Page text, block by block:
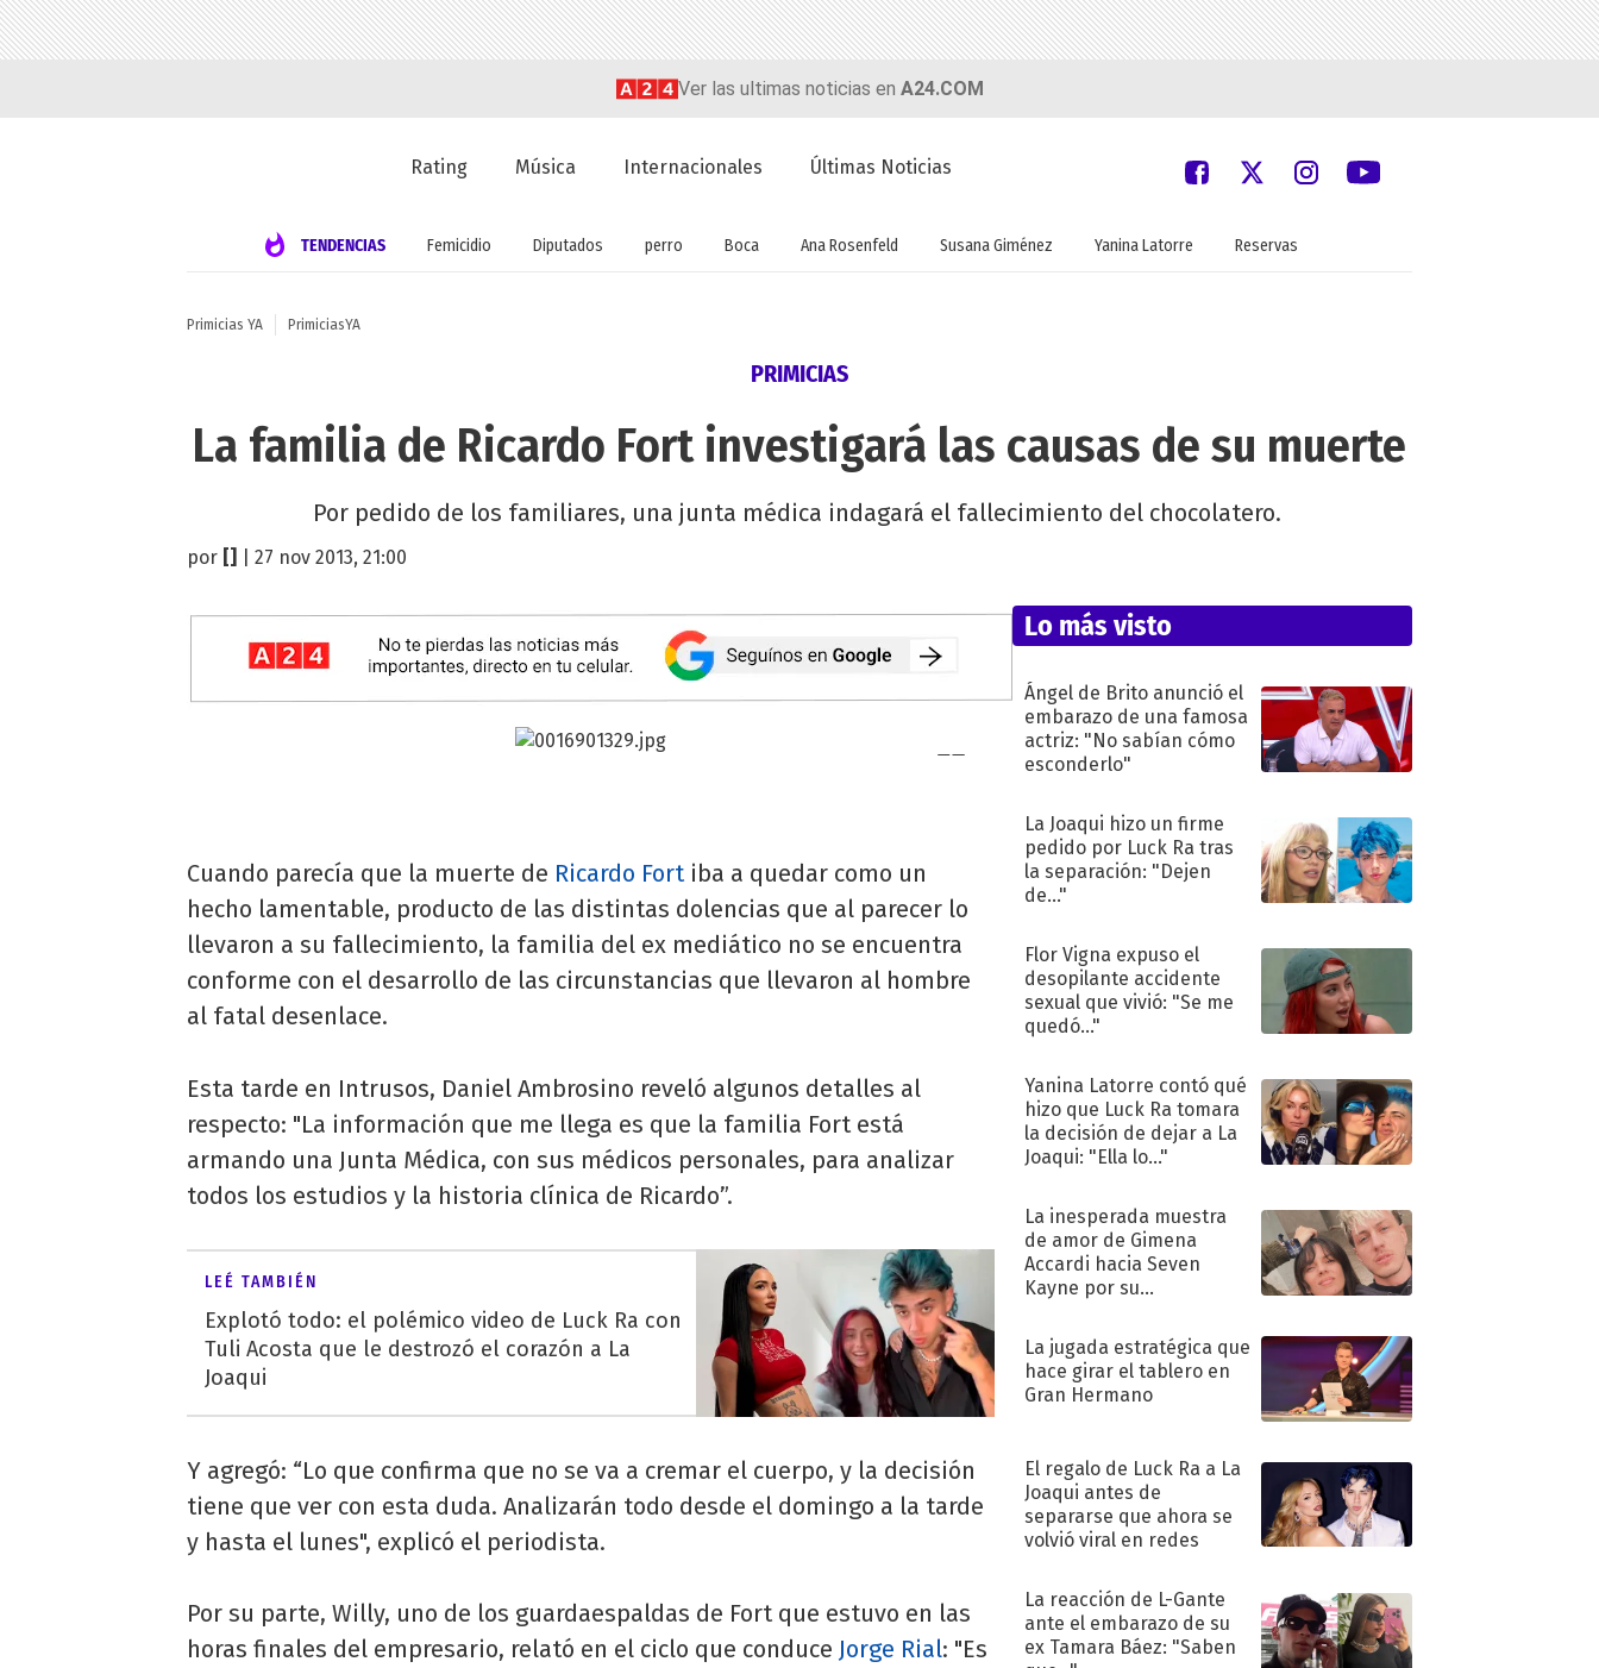
Ver las ultimas noticias en A24.COM
Rating Música Internacionales Últimas Noticias
TENDENCIAS Femicidio Diputados perro Boca Ana Rosenfeld Susana Giménez Yanina Latorre Reservas
Primicias YA PrimiciasYA
PRIMICIAS
La familia de Ricardo Fort investigará las causas de su muerte
Por pedido de los familiares, una junta médica indagará el fallecimiento del chocolatero.
por | 27 nov 2013, 21:00
Cuando parecía que la muerte de Ricardo Fortiba a quedar como un
hecho lamentable, producto de las distintas dolencias que al parecer lo
llevaron a su fallecimiento, la familia del ex mediático no se encuentra
conforme con el desarrollo de las circunstancias que llevaron al hombre
al fatal desenlace.
Esta tarde en Intrusos, Daniel Ambrosino reveló algunos detalles al
respecto: "La información que me llega es que la familia Fort está
armando una Junta Médica, con sus médicos personales, para analizar
todos los estudios y la historia clínica de Ricardo”.
LEÉ TAMBIÉN
Explotó todo: el polémico video de Luck Ra con
Tuli Acosta que le destrozó el corazón a La
Joaqui
Y agregó: “Lo que confirma que no se va a cremar el cuerpo, y la decisión
tiene que ver con esta duda. Analizarán todo desde el domingo a la tarde
y hasta el lunes", explicó el periodista.
Por su parte, Willy, uno de los guardaespaldas de Fort que estuvo en las
horas finales del empresario, relató en el ciclo que conduce Jorge Rial: "Es
Lo más visto
Ángel de Brito anunció el
embarazo de una famosa
actriz: "No sabían cómo
esconderlo"
La Joaqui hizo un firme
pedido por Luck Ra tras
la separación: "Dejen
de..."
Flor Vigna expuso el
desopilante accidente
sexual que vivió: "Se me
quedó..."
Yanina Latorre contó qué
hizo que Luck Ra tomara
la decisión de dejar a La
Joaqui: "Ella lo..."
La inesperada muestra
de amor de Gimena
Accardi hacia Seven
Kayne por su
La jugada estratégica que
hace girar el tablero en
Gran Hermano
El regalo de Luck Ra a La
Joaqui antes de
separarse que ahora se
volvió viral en redes
La reacción de L-Gante
ante el embarazo de su
ex Tamara Báez: "Saben